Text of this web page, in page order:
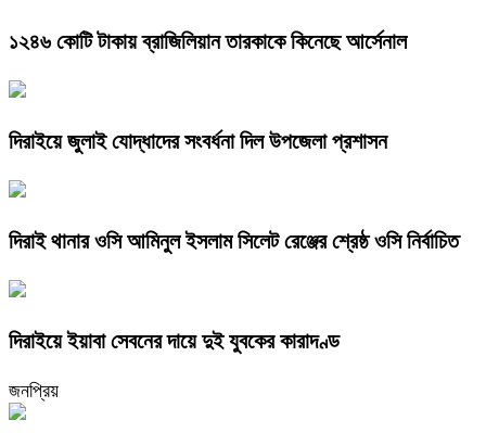
১২৪৬ কোটি টাকায় ব্রাজিলিয়ান তারকাকে কিনেছে আর্সেনাল
দিরাইয়ে জুলাই যোদ্ধাদের সংবর্ধনা দিল উপজেলা প্রশাসন
দিরাই থানার ওসি আমিনুল ইসলাম সিলেট রেঞ্জের শ্রেষ্ঠ ওসি নির্বাচিত
দিরাইয়ে ইয়াবা সেবনের দায়ে দুই যুবকের কারাদণ্ড
জনপ্রিয়